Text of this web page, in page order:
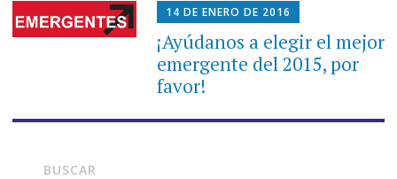
14 DE ENERO DE 2016
¡Ayúdanos a elegir el mejor
emergente del 2015, por
favor!
BUSCAR